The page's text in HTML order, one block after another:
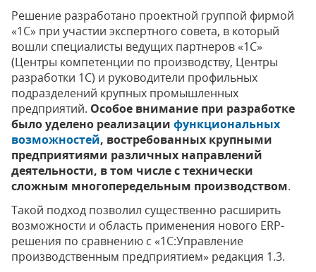
Решение разработано проектной группой фирмой
«1С» при участии экспертного совета, в который
вошли специалисты ведущих партнеров «1С»
(Центры компетенции по производству, Центры
разработки 1С) и руководители профильных
подразделений крупных промышленных
предприятий. Особое внимание при разработке
было уделено реализации функциональных
возможностей, востребованных крупными
предприятиями различных направлений
деятельности, в том числе с технически
сложным многопередельным производством.
Такой подход позволил существенно расширить
возможности и область применения нового ERP-
решения по сравнению с «1С:Управление
производственным предприятием» редакция 1.3.